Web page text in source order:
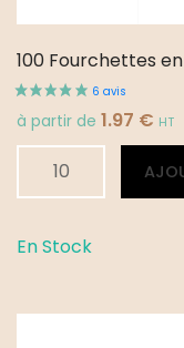
100 Fourchettes
à partir de 1.97 € HT
Fourchettes
Alternative:
En Stock